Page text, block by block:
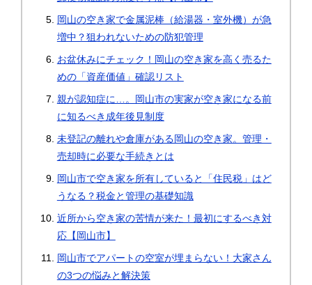
岡山の空き家で金属泥棒（給湯器・室外機）が急
増中？狙われないための防犯管理
お盆休みにチェック！岡山の空き家を高く売るた
めの「資産価値」確認リスト
親が認知症に…。岡山市の実家が空き家になる前
に知るべき成年後見制度
未登記の離れや倉庫がある岡山の空き家。管理・
売却時に必要な手続きとは
岡山市で空き家を所有していると「住民税」はど
うなる？税金と管理の基礎知識
近所から空き家の苦情が来た！最初にするべき対
応【岡山市】
岡山市でアパートの空室が埋まらない！大家さん
の3つの悩みと解決策